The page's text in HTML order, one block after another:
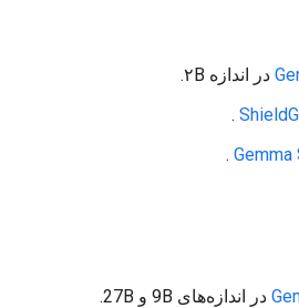
در اندازه ۲B.
.
Gemma
.
در اندازه‌های 9B و 27B.